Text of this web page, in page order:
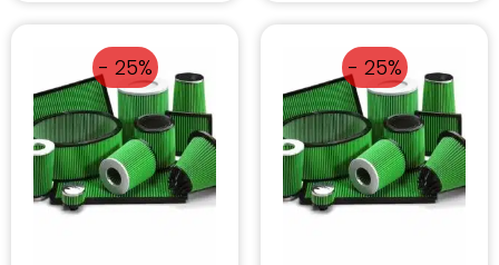
- 25% - 25%